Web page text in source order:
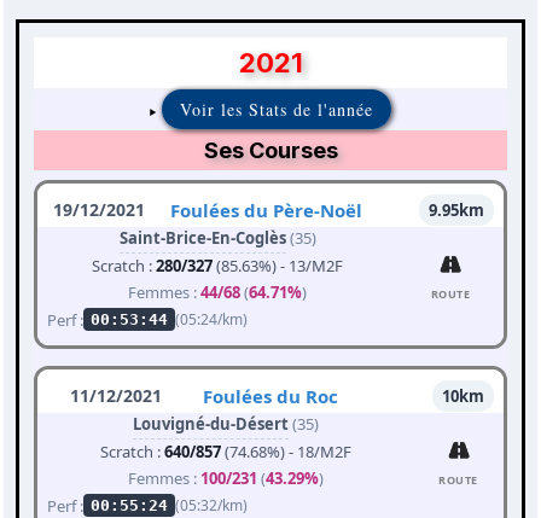
2021
Voir les Stats de l'année
Ses Courses
19/12/2021 Foulées du Père-Noël
9.95km
Saint-Brice-En-Coglès(35)
Scratch :280/327(85.63%) - 13/M2F
Femmes :44/68(64.71%)
Perf : 00:53:44 (05:24/km)
ROUTE
11/12/2021 Foulées du Roc
10km
Louvigné-du-Désert(35)
Scratch :640/857(74.68%) - 18/M2F
Femmes : 100/231 (43.29%)
Perf : 00:55:24 (05:32/km)
ROUTE